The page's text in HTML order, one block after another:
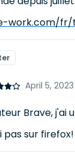
work.com/
April 5,
Brave,
pas sur firefox!